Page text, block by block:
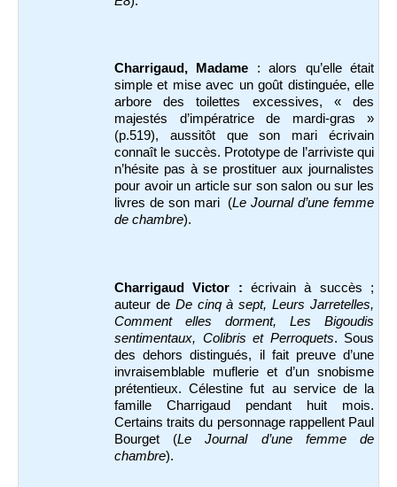
Charrigaud, Madame : alors qu’elle était
simple et mise avec un goût distinguée, elle
arbore des toilettes excessives, « des
majestés d’impératrice de mardi-gras »
(p.519), aussitôt que son mari écrivain
connaît le succès. Prototype de l’arriviste qui
n’hésite pas à se prostituer aux journalistes
pour avoir un article sur son salon ou sur les
livres de son mari (Le Journal d’une femme
de chambre).
Charrigaud Victor : écrivain à succès ;
auteur de De cinq à sept, Leurs Jarretelles,
Comment elles dorment, Les Bigoudis
sentimentaux, Colibris et Perroquets. Sous
des dehors distingués, il fait preuve d’une
invraisemblable muflerie et d’un snobisme
prétentieux. Célestine fut au service de la
famille Charrigaud pendant huit mois.
Certains traits du personnage rappellent Paul
Bourget (Le Journal d’une femme de
chambre).